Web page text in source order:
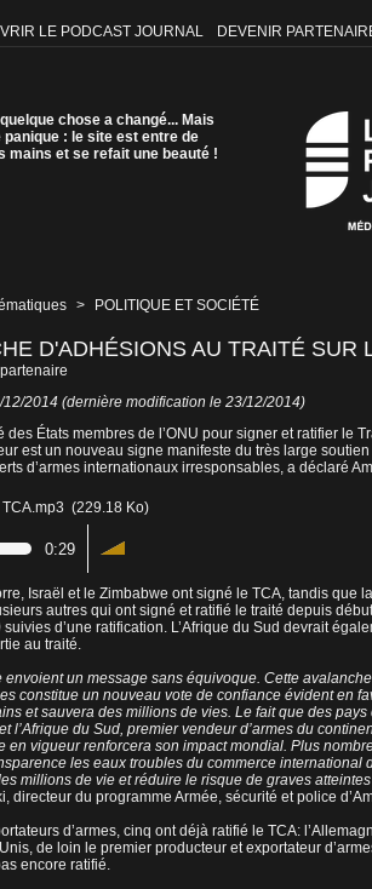
LE PODCAST JOURNAL DEVENIR
chose a changé... Mais
panique : le site est entre de
mains et se refait une beauté !
> POLITIQUE ET SOCIÉTÉ
D'ADHÉSIONS AU TRAITÉ SUR
2014 (dernière modification le 23/12/2014)
des États membres de l’ONU pour signer et ratifier le
est un nouveau signe manifeste du très large
d’armes internationaux irresponsables, a déclaré
(229.18 Ko)
0:29
Israël et le Zimbabwe ont signé le TCA, tandis que
autres qui ont signé et ratifié le traité depuis
d’une ratification. L’Afrique du Sud devrait
au traité.
un message sans équivoque. Cette
constitue un nouveau vote de confiance évident en
et sauvera des millions de vies. Le fait que des
l’Afrique du Sud, premier vendeur d’armes du
en vigueur renforcera son impact mondial. Plus
les eaux troubles du commerce
millions de vie et réduire le risque de graves
directeur du programme Armée, sécurité et police
d’armes, cinq ont déjà ratifié le TCA:
de loin le premier producteur et exportateur
encore ratifié.